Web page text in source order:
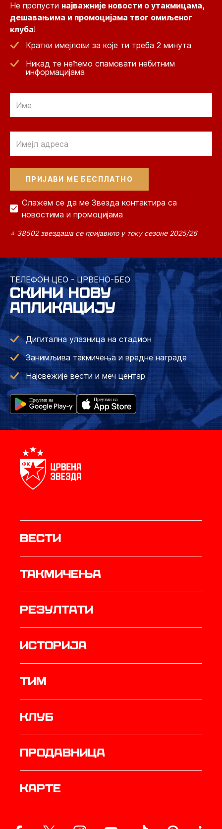
Не пропусти најважније новости о утакмицама,
дешавањима и промоцијама твог омиљеног
клуба!
Кратки имејлови за које ти треба 2 минута
Никад те нећемо спамовати небитним
информацијама
Слажем се да ме Звезда контактира са
новостима и промоцијама
⭐ 38502 звездаша се пријавило у току сезоне 2025/26
ТЕЛЕФОН ЦЕО - ЦРВЕНО-БЕО
СКИНИ НОВУ
АПЛИКАЦИЈУ
Дигитална улазница на стадион
Занимљива такмичења и вредне награде
Најсвежије вести и меч центар
Вести
Такмичења
резултати
историја
ТИМ
Клуб
продавница
Карте